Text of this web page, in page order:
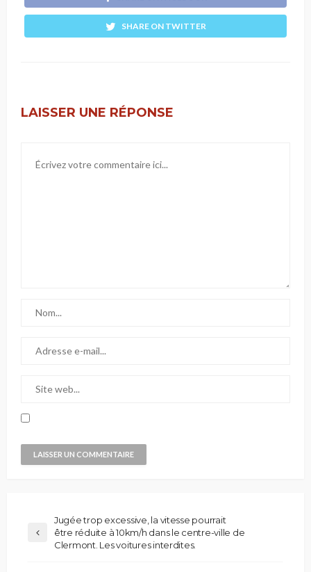
SHARE ON TWITTER
LAISSER UNE RÉPONSE
Jugée trop excessive, la vitesse pourrait
être réduite à 10km/h dans le centre-ville de
Clermont. Les voitures interdites.